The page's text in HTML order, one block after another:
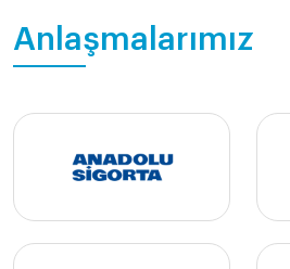
Anlaşmalarımız